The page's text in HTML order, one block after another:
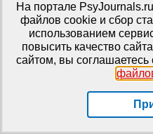
универсальности
результата -
присутствующие,
свидетельствуют о том,
заботящимся
американо-
класса, семье
нарративной
формирует
биографии. У. Фишер
На портале
файлов cookie и сбор
использованием
повысить качество
сайтом, вы соглашаетесь